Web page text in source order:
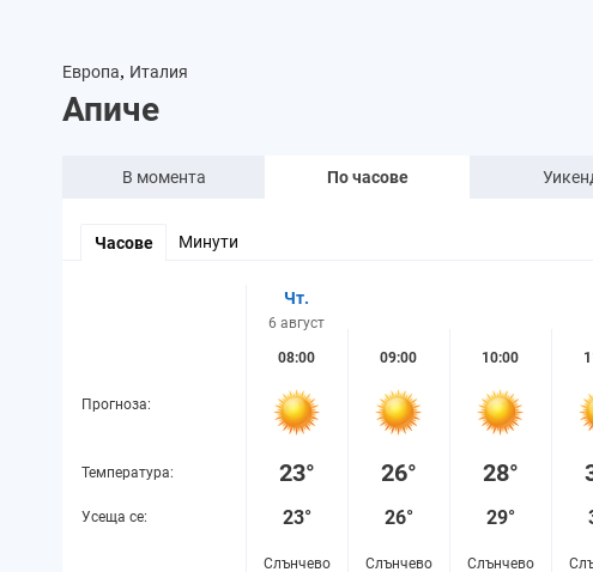
Европа, Италия
Апиче
В момента По часове
Часове Минути
Прогноза:
Температура:
Усеща се:
Чт.
6 август
08:00
23°
23°
Слънчево
09:00
26°
26°
Слънчево
10:00
28°
29°
Слънчево